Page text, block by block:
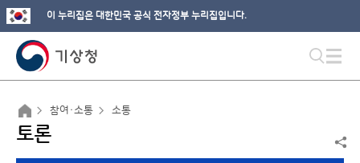
이 누리집은 대한민국 공식 전자정부 누리집입니다.
참여·소통 소통
토론